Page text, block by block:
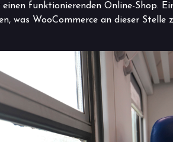
funktionierenden Online-Shop.
was WooCommerce an dieser Stelle